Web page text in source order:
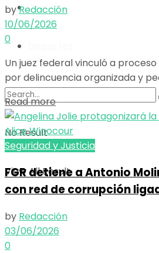
View All Result
Opinión
No Result
View All Result
byRedacción
10/06/2026
0
Un juez federal vinculó a
por delincuencia organizada y
Read moreDetails
Seguridad y Justicia
FGR detiene a Antonio
con red de corrupción
by Redacción
03/06/2026
0